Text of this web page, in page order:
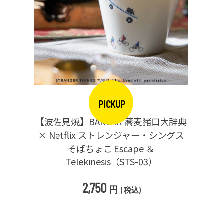
PICKUP
【波佐見焼】BARBAR 蕎麦猪口大辞典
× Netflix ストレンジャー・シングス
そばちょこ Escape ＆
Telekinesis（STS-03）
2,750 円 (税込)